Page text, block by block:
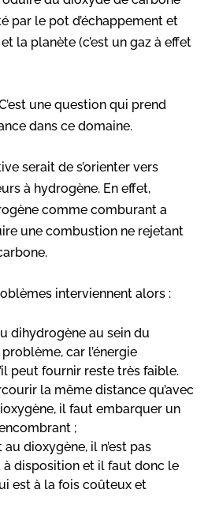
par le pot d’échappement et
la planète (c’est un gaz à effet
une question qui prend
dans ce domaine.
serait de s’orienter vers
à hydrogène. En effet,
comme comburant a
une combustion ne rejetant
interviennent alors :
dihydrogène au sein du
car l’énergie
peut fournir reste très faible.
la même distance qu’avec
il faut embarquer un
;
dioxygène, il n’est pas
disposition et il faut donc le
est à la fois coûteux et